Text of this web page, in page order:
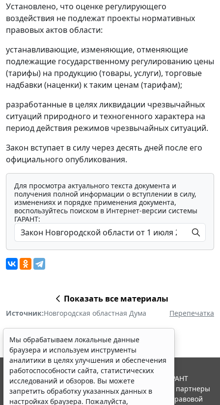
Установлено, что оценке регулирующего
воздействия не подлежат проекты нормативных
правовых актов области:
устанавливающие, изменяющие, отменяющие
подлежащие государственному регулированию цены
(тарифы) на продукцию (товары, услуги), торговые
надбавки (наценки) к таким ценам (тарифам);
разработанные в целях ликвидации чрезвычайных
ситуаций природного и техногенного характера на
период действия режимов чрезвычайных ситуаций.
Закон вступает в силу через десять дней после его
официального опубликования.
Для просмотра актуального текста документа и
получения полной информации о вступлении в силу,
изменениях и порядке применения документа,
воспользуйтесь поиском в Интернет-версии системы
ГАРАНТ:
Показать все материалы
Источник:Новгородская областная Дума Перепечатка
Мы обрабатываем локальные данные
браузера и используем инструменты
аналитики в целях улучшения и обеспечения
работоспособности сайта, статистических
исследований и обзоров. Вы можете
запретить обработку указанных данных в
настройках браузера. Пожалуйста,
© ООО "НПП "ГАРАНТ-СЕРВИС", 2026. Система ГАРАНТ
выпускается с 1990 года. Компания "Гарант" и ее партнеры
являются участниками Российской ассоциации правовой